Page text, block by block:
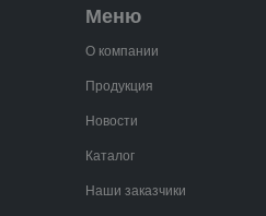
Меню
О компании
Продукция
Новости
Каталог
Наши заказчики